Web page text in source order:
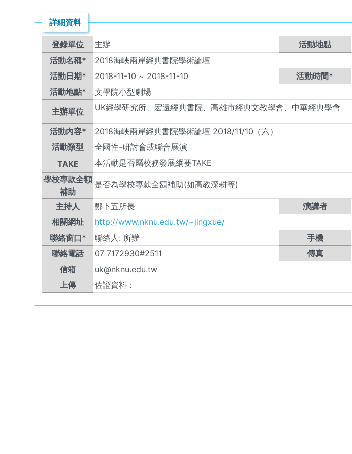
詳細資料
登錄單位 主辦 活動地點
活動名稱*
2018海峽兩岸經典書院學術論壇
活動日期*
2018-11-10 ~ 2018-11-10 活動時間*
活動地點*
文學院小型劇場
主辦單位
UK經學研究所、宏遠經典書院、高雄市經典文教學會、中華經典學會
活動內容*
2018海峽兩岸經典書院學術論壇 2018/11/10（六）
活動類型
全國性-研討會或聯合展演
TAKE
本活動是否屬校務發展綱要TAKE
學校專款全額
補助
是否為學校專款全額補助(如高教深耕等)
主持人 鄭卜五所長 演講者
相關網址
http://www.nknu.edu.tw/~jingxue/
聯絡窗口*
聯絡人: 所辦 手機
聯絡電話
07 7172930#2511
傳真
信箱
uk@nknu.edu.tw
上傳
佐證資料：